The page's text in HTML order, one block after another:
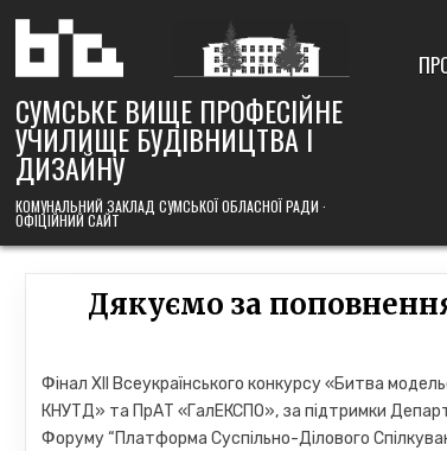
content
СУМСЬКЕ ВИЩЕ ПРОФЕСІЙНЕ
УЧИЛИЩЕ БУДІВНИЦТВА І
ДИЗАЙНУ
КОМУНАЛЬНИЙ ЗАКЛАД СУМСЬКОЇ ОБЛАСНОЇ РАДИ ·
ОФІЦІЙНИЙ САЙТ
Дякуємо за
Фінал ХІІ Всеукраїнського конкурсу «Битва
КНУТД» та ПрАТ «ГалЕКСПО», за підтримки
Форуму “Платформа Суспільно-Ділового